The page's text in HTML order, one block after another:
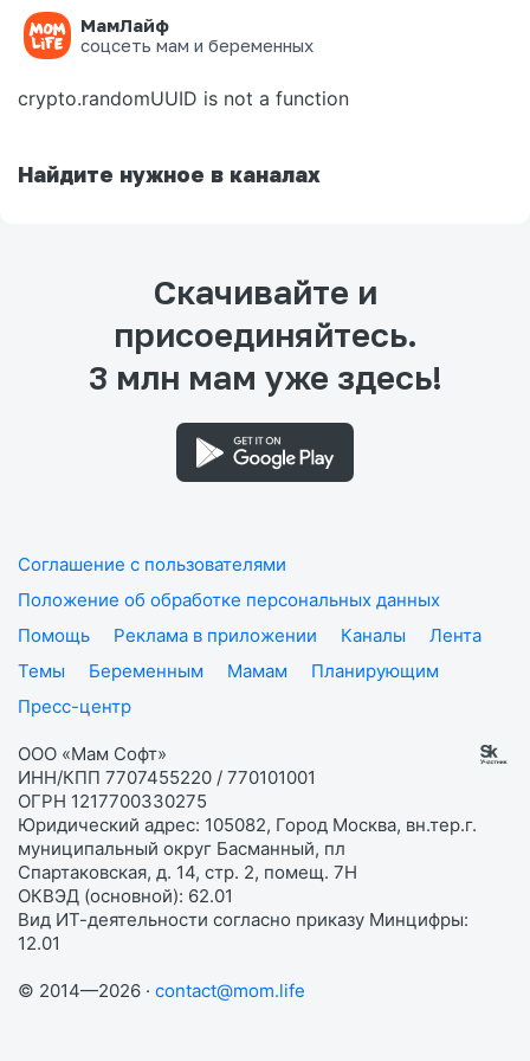
МамЛайф
соцсеть мам и беременных
Ошибка на странице
crypto.randomUUID is not a function
Найдите нужное в каналах
Скачивайте и
присоединяйтесь.
3 млн мам уже здесь!
Соглашение с пользователями
Положение об обработке персональных данных
Помощь
Реклама в приложении Каналы
Лента
Темы
Беременным Мамам
Планирующим
Пресс-центр
ООО «Мам Софт»
ИНН/КПП 7707455220 / 770101001
ОГРН 1217700330275
Юридический адрес: 105082, Город Москва, вн.тер.г.
муниципальный округ Басманный, пл
Спартаковская, д. 14, стр. 2, помещ. 7Н
ОКВЭД (основной): 62.01
Вид ИТ-деятельности согласно приказу Минцифры:
12.01
© 2014—2026 · contact@mom.life